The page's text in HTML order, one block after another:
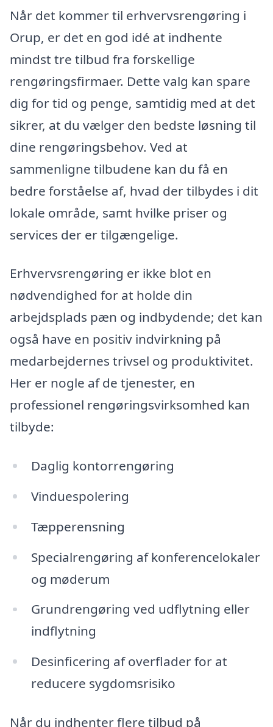
Når det kommer til erhvervsrengøring i
Orup, er det en god idé at indhente
mindst tre tilbud fra forskellige
rengøringsfirmaer. Dette valg kan spare
dig for tid og penge, samtidig med at det
sikrer, at du vælger den bedste løsning til
dine rengøringsbehov. Ved at
sammenligne tilbudene kan du få en
bedre forståelse af, hvad der tilbydes i dit
lokale område, samt hvilke priser og
services der er tilgængelige.
Erhvervsrengøring er ikke blot en
nødvendighed for at holde din
arbejdsplads pæn og indbydende; det kan
også have en positiv indvirkning på
medarbejdernes trivsel og produktivitet.
Her er nogle af de tjenester, en
professionel rengøringsvirksomhed kan
tilbyde:
Daglig kontorrengøring
Vinduespolering
Tæpperensning
Specialrengøring af konferencelokaler
og møderum
Grundrengøring ved udflytning eller
indflytning
Desinficering af overflader for at
reducere sygdomsrisiko
Når du indhenter flere tilbud på